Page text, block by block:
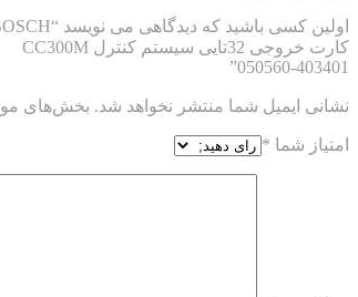
اولین کسی باشید که دیدگاهی می نویسد “BOSCH
کارت خروجی 32تایی سیستم کنترل CC300M
050560-403401”
نشانی ایمیل شما منتشر نخواهد شد. بخش‌های
امتیاز شما *